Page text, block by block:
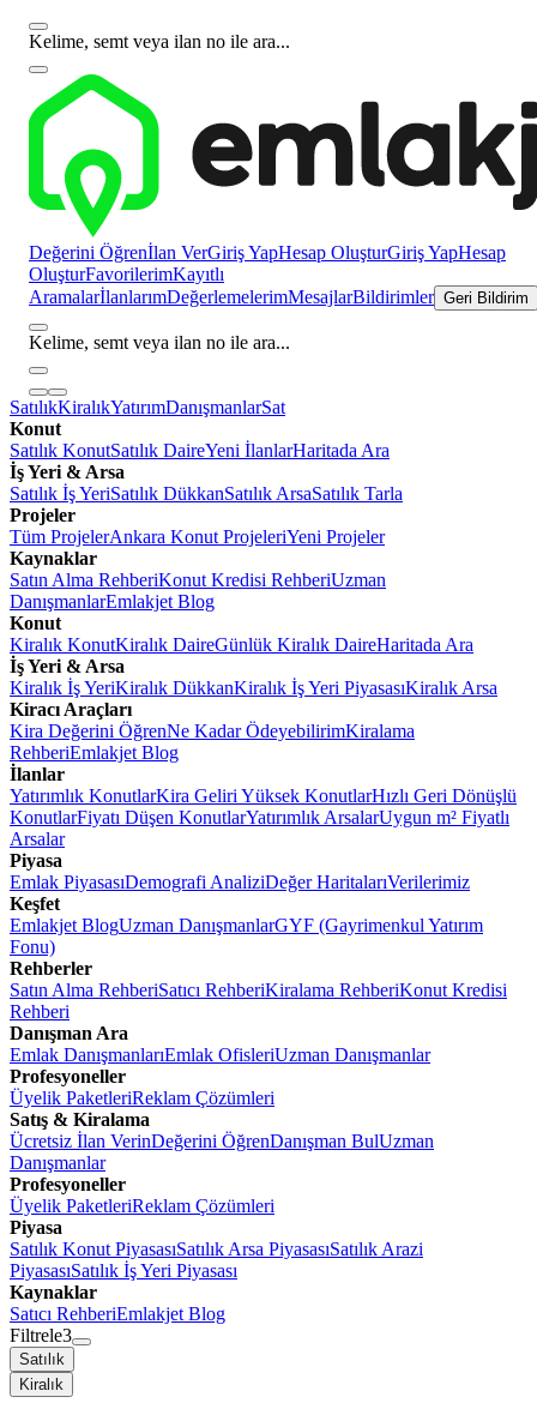
Kelime, semt veya ilan no ile ara...
Değerini Öğrenİlan VerGiriş YapHesap OluşturGiriş YapHesap
OluşturFavorilerimKayıtlı
AramalarİlanlarımDeğerlemelerimMesajlarBildirimler Geri Bildirim
Kelime, semt veya ilan no ile ara...
SatılıkKiralıkYatırımDanışmanlarSat
Konut
Satılık KonutSatılık DaireYeni İlanlarHaritada Ara
İş Yeri & Arsa
Satılık İş YeriSatılık DükkanSatılık ArsaSatılık Tarla
Projeler
Tüm ProjelerAnkara Konut ProjeleriYeni Projeler
Kaynaklar
Satın Alma RehberiKonut Kredisi RehberiUzman
DanışmanlarEmlakjet Blog
Konut
Kiralık KonutKiralık DaireGünlük Kiralık DaireHaritada Ara
İş Yeri & Arsa
Kiralık İş YeriKiralık DükkanKiralık İş Yeri PiyasasıKiralık Arsa
Kiracı Araçları
Kira Değerini ÖğrenNe Kadar ÖdeyebilirimKiralama
RehberiEmlakjet Blog
İlanlar
Yatırımlık KonutlarKira Geliri Yüksek KonutlarHızlı Geri Dönüşlü
KonutlarFiyatı Düşen KonutlarYatırımlık ArsalarUygun m² Fiyatlı
Arsalar
Piyasa
Emlak PiyasasıDemografi AnaliziDeğer HaritalarıVerilerimiz
Keşfet
Emlakjet BlogUzman DanışmanlarGYF (Gayrimenkul Yatırım
Fonu)
Rehberler
Satın Alma RehberiSatıcı RehberiKiralama RehberiKonut Kredisi
Rehberi
Danışman Ara
Emlak DanışmanlarıEmlak OfisleriUzman Danışmanlar
Profesyoneller
Üyelik PaketleriReklam Çözümleri
Satış & Kiralama
Ücretsiz İlan VerinDeğerini ÖğrenDanışman BulUzman
Danışmanlar
Profesyoneller
Üyelik PaketleriReklam Çözümleri
Piyasa
Satılık Konut PiyasasıSatılık Arsa PiyasasıSatılık Arazi
PiyasasıSatılık İş Yeri Piyasası
Kaynaklar
Satıcı RehberiEmlakjet Blog
Filtrele3
Satılık
Kiralık